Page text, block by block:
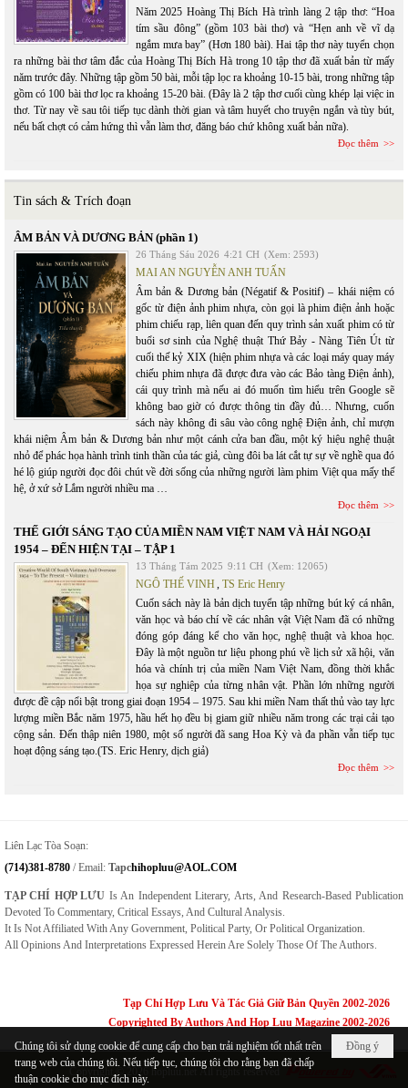
Năm 2025 Hoàng Thị Bích Hà trình làng 2 tập thơ: “Hoa
tím sầu đông” (gồm 103 bài thơ) và “Hẹn anh về vĩ dạ
ngắm mưa bay” (Hơn 180 bài). Hai tập thơ này tuyển chọn
ra những bài thơ tâm đắc của Hoàng Thị Bích Hà trong 10 tập thơ đã xuất bản từ mấy
năm trước đây. Những tập gồm 50 bài, mỗi tập lọc ra khoảng 10-15 bài, trong những tập
gồm có 100 bài thơ lọc ra khoảng 15-20 bài. (Đây là 2 tập thơ cuối cùng khép lại việc in
thơ. Từ nay về sau tôi tiếp tục dành thời gian và tâm huyết cho truyện ngắn và tùy bút,
nếu bất chợt có cảm hứng thì vẫn làm thơ, đăng báo chứ không xuất bản nữa).
Đọc thêm
Tin sách & Trích đoạn
ÂM BẢN VÀ DƯƠNG BẢN (phần 1)
26 Tháng Sáu 2026 4:21 CH (Xem: 2593)
MAI AN NGUYỄN ANH TUẤN
Âm bản & Dương bản (Négatif & Positif) – khái niệm có
gốc từ điện ảnh phim nhựa, còn gọi là phim điện ảnh hoặc
phim chiếu rạp, liên quan đến quy trình sản xuất phim có từ
buổi sơ sinh của Nghệ thuật Thứ Bảy - Nàng Tiên Út từ
cuối thế kỷ XIX (hiện phim nhựa và các loại máy quay máy
chiếu phim nhựa đã được đưa vào các Bảo tàng Điện ảnh),
cái quy trình mà nếu ai đó muốn tìm hiểu trên Google sẽ
không bao giờ có được thông tin đầy đủ… Nhưng, cuốn
sách này không đi sâu vào công nghệ Điện ảnh, chỉ mượn
khái niệm Âm bản & Dương bản như một cánh cửa ban đầu, một ký hiệu nghệ thuật
nhỏ để phác họa hành trình tinh thần của tác giả, cùng đôi ba lát cắt tự sự về nghề qua đó
hé lộ giúp người đọc đôi chút về đời sống của những người làm phim Việt qua mấy thế
hệ, ở xứ sở Lắm người nhiều ma …
Đọc thêm
THẾ GIỚI SÁNG TẠO CỦA MIỀN NAM VIỆT NAM VÀ HẢI NGOẠI
1954 – ĐẾN HIỆN TẠI – TẬP 1
13 Tháng Tám 2025 9:11 CH (Xem: 12065)
NGÔ THẾ VINH, TS Eric Henry
Cuốn sách này là bản dịch tuyển tập những bút ký cá nhân,
văn học và báo chí về các nhân vật Việt Nam đã có những
đóng góp đáng kể cho văn học, nghệ thuật và khoa học.
Đây là một nguồn tư liệu phong phú về lịch sử xã hội, văn
hóa và chính trị của miền Nam Việt Nam, đồng thời khắc
họa sự nghiệp của từng nhân vật. Phần lớn những người
được đề cập nổi bật trong giai đoạn 1954 – 1975. Sau khi miền Nam thất thủ vào tay lực
lượng miền Bắc năm 1975, hầu hết họ đều bị giam giữ nhiều năm trong các trại cải tạo
cộng sản. Đến thập niên 1980, một số người đã sang Hoa Kỳ và đa phần vẫn tiếp tục
hoạt động sáng tạo.(TS. Eric Henry, dịch giả)
Đọc thêm
Liên Lạc Tòa Soạn:
(714)381-8780 / Email: TapcHihopluu@AOL.COM
TẠP CHÍ HỢP LƯU Is An Independent Literary, Arts, And Research-Based Publication
Devoted To Commentary, Critical Essays, And Cultural Analysis.
It Is Not Affiliated With Any Government, Political Party, Or Political Organization.
All Opinions And Interpretations Expressed Herein Are Solely Those Of The Authors.
Tạp Chí Hợp Lưu Và Tác Giả Giữ Bản Quyền 2002-2026
Copyrighted By Authors And Hop Luu Magazine 2002-2026
Copyright © 2026 hopluu.net All rights reserved
Đồng ý
Chúng tôi sử dụng cookie để cung cấp cho bạn trải nghiệm tốt nhất trên
trang web của chúng tôi. Nếu tiếp tục, chúng tôi cho rằng bạn đã chấp
thuận cookie cho mục đích này.